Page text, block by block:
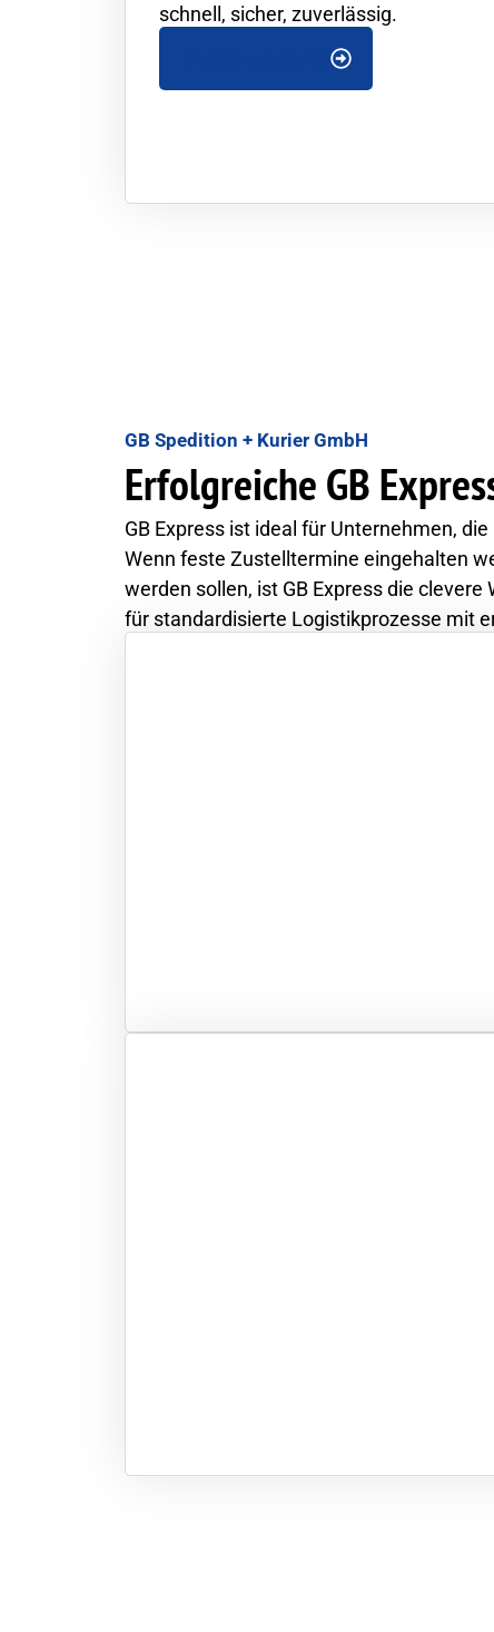
schnell, sicher, zuverlässig.
GB Spedition + Kurier GmbH
Erfolgreiche GB
GB Express ist ideal für Unternehmen,
Wenn feste Zustelltermine eingehalten
werden sollen, ist GB Express die
für standardisierte Logistikprozesse mit